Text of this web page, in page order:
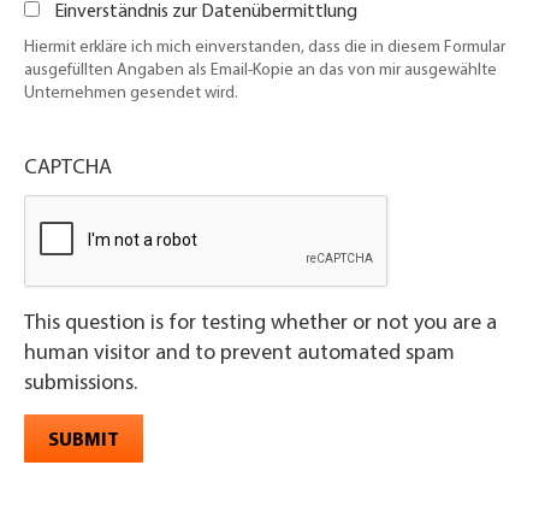
Einverständnis zur Datenübermittlung
Hiermit erkläre ich mich einverstanden, dass die in diesem Formular
ausgefüllten Angaben als Email-Kopie an das von mir ausgewählte
Unternehmen gesendet wird.
CAPTCHA
This question is for testing whether or not you are a
human visitor and to prevent automated spam
submissions.
SUBMIT